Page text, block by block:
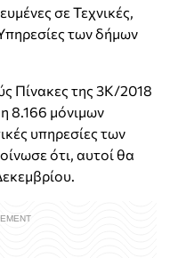
σε Τεχνικές,
των δήμων
Πίνακες της 3Κ/2018
8.166 μόνιμων
υπηρεσίες των
ότι, αυτοί θα